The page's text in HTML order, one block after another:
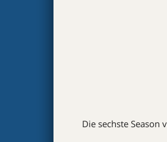
Die sechste Season